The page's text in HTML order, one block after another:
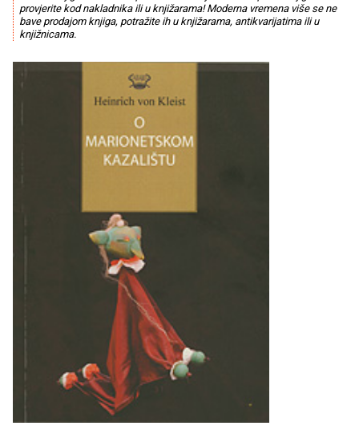
provjerite kod nakladnika ili u knjižarama! Moderna vremena više se ne
bave prodajom knjiga, potražite ih u knjižarama, antikvarijatima ili u
knjižnicama.